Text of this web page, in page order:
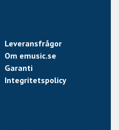
Leveransfrågor
Om emusic.se
Garanti
Integritetspolicy